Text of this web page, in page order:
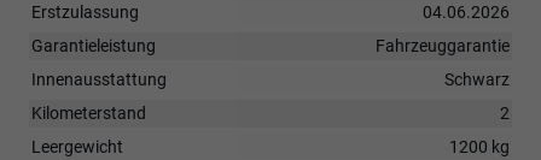
Erstzulassung
04.06.2026
Garantieleistung
Fahrzeuggarantie
Innenausstattung
Schwarz
Kilometerstand
2
Leergewicht
1200 kg